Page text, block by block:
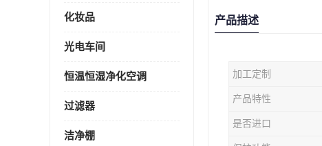
化妆品
光电车间
恒温恒湿净化空调
过滤器
洁净棚
产品描述
加工定制
产品特性
是否进口